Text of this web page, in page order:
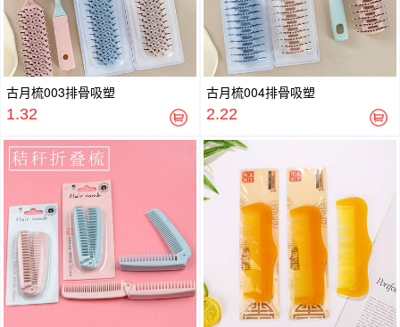
古月梳003排骨吸塑
1.32
古月梳004排骨吸塑
2.22